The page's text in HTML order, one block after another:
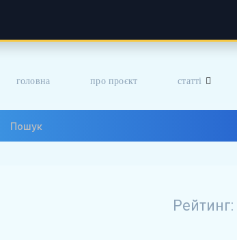
головна про проєкт статті
Рейтинг: